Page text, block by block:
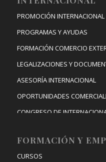
PROMOCIÓN INTERNACIONAL
PROGRAMAS Y AYUDAS
FORMACIÓN COMERCIO
LEGALIZACIONES Y
ASESORÍA INTERNACIONAL
OPORTUNIDADES
CONGRESO DE
FORMACIÓN Y
CURSOS